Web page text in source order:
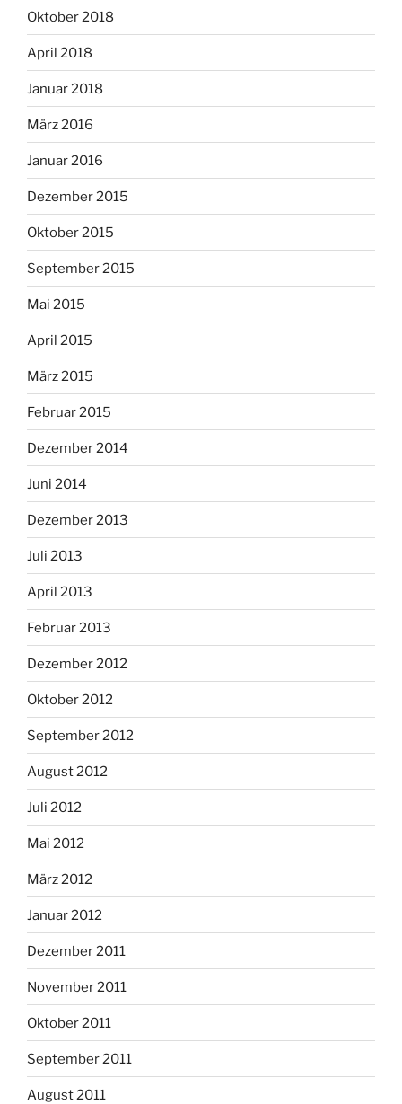
Oktober 2018
April 2018
Januar 2018
März 2016
Januar 2016
Dezember 2015
Oktober 2015
September 2015
Mai 2015
April 2015
März 2015
Februar 2015
Dezember 2014
Juni 2014
Dezember 2013
Juli 2013
April 2013
Februar 2013
Dezember 2012
Oktober 2012
September 2012
August 2012
Juli 2012
Mai 2012
März 2012
Januar 2012
Dezember 2011
November 2011
Oktober 2011
September 2011
August 2011